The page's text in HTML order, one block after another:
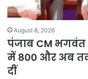
August 8, 2026
पंजाब CM भगवंत
में 800 और अब
दीं